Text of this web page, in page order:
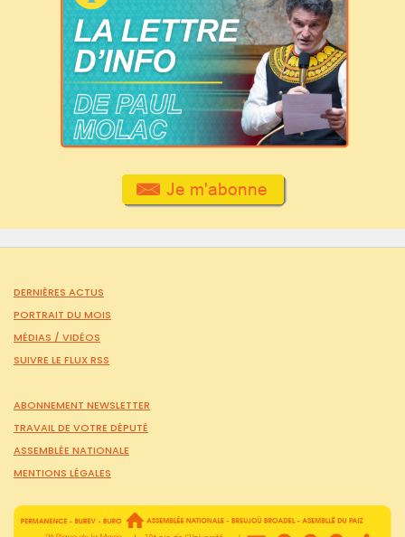
DERNIÈRES ACTUS
PORTRAIT DU MOIS
MÉDIAS / VIDÉOS
SUIVRE LE FLUX RSS
ABONNEMENT NEWSLETTER
TRAVAIL DE VOTRE DÉPUTÉ
ASSEMBLÉE NATIONALE
MENTIONS LÉGALES